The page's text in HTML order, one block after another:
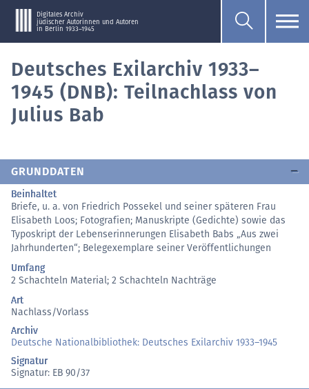
Digitales Archiv
jüdischer Autorinnen und Autoren
in Berlin 1933–1945
Deutsches Exilarchiv 1933–
1945 (DNB): Teilnachlass von
Julius Bab
GRUNDDATEN
Beinhaltet
Briefe, u. a. von Friedrich Possekel und seiner späteren Frau
Elisabeth Loos; Fotografien; Manuskripte (Gedichte) sowie das
Typoskript der Lebenserinnerungen Elisabeth Babs „Aus zwei
Jahrhunderten“; Belegexemplare seiner Veröffentlichungen
Umfang
2 Schachteln Material; 2 Schachteln Nachträge
Art
Nachlass/Vorlass
Archiv
Deutsche Nationalbibliothek: Deutsches Exilarchiv 1933–1945
Signatur
Signatur: EB 90/37